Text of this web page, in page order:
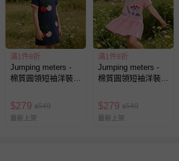
滿1件8折
Jumping meters -
棉質圓領短袖洋裝-
$279 $549
最新上架
滿1件8折
Jumping meters -
棉質圓領短袖洋裝-
$279 $549
最新上架